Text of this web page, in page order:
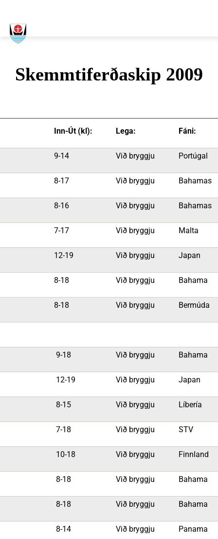
Skemmtiferðaskip 2009
Inn-Út (kl): Lega: Fáni:
9-14 Við bryggju Portúgal
8-17 Við bryggju Bahamas
8-16 Við bryggju Bahamas
7-17 Við bryggju Malta
12-19 Við bryggju Japan
8-18 Við bryggju Bahama
8-18 Við bryggju Bermúda
9-18 Við bryggju Bahama
12-19 Við bryggju Japan
8-15 Við bryggju Líbería
7-18 Við bryggju STV
10-18 Við bryggju Finnland
8-18 Við bryggju Bahama
8-18 Við bryggju Bahama
8-14 Við bryggju Panama